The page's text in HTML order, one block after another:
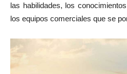
las habilidades, los
los equipos comerciales que se